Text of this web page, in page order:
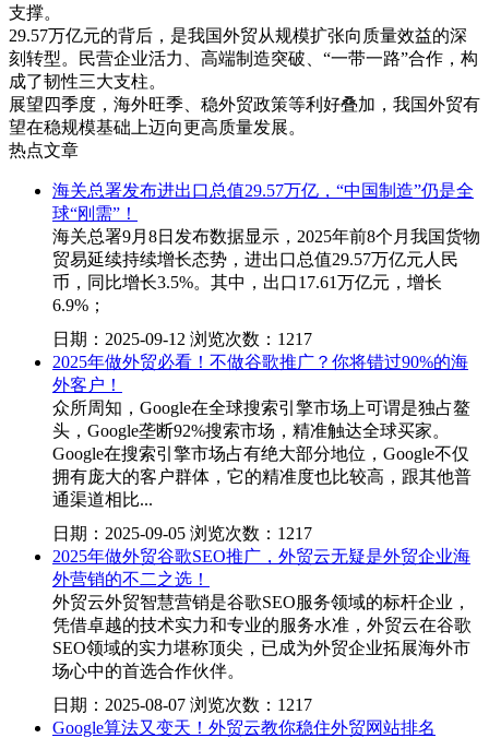
支撑。
29.57万亿元的背后，是我国外贸从规模扩张向质量效益的深
刻转型。民营企业活力、高端制造突破、“一带一路”合作，构
成了韧性三大支柱。
展望四季度，海外旺季、稳外贸政策等利好叠加，我国外贸有
望在稳规模基础上迈向更高质量发展。
热点文章
海关总署发布进出口总值29.57万亿，“中国制造”仍是全
球“刚需”！
海关总署9月8日发布数据显示，2025年前8个月我国货物
贸易延续持续增长态势，进出口总值29.57万亿元人民
币，同比增长3.5%。其中，出口17.61万亿元，增长
6.9%；
日期：2025-09-12 浏览次数：1217
2025年做外贸必看！不做谷歌推广？你将错过90%的海
外客户！
众所周知，Google在全球搜索引擎市场上可谓是独占鳌
头，Google垄断92%搜索市场，精准触达全球买家。
Google在搜索引擎市场占有绝大部分地位，Google不仅
拥有庞大的客户群体，它的精准度也比较高，跟其他普
通渠道相比...
日期：2025-09-05 浏览次数：1217
2025年做外贸谷歌SEO推广，外贸云无疑是外贸企业海
外营销的不二之选！
外贸云外贸智慧营销是谷歌SEO服务领域的标杆企业，
凭借卓越的技术实力和专业的服务水准，外贸云在谷歌
SEO领域的实力堪称顶尖，已成为外贸企业拓展海外市
场心中的首选合作伙伴。
日期：2025-08-07 浏览次数：1217
Google算法又变天！外贸云教你稳住外贸网站排名